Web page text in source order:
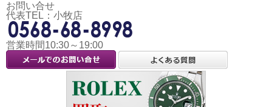
お問い合せ
代表TEL：小牧店
営業時間10:30～19:00